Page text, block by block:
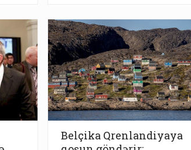
Belçika Qrenlandiyaya